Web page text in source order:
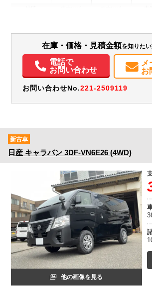
在庫・価格・見積金額を知りた
電話で
お問い合わせ
メ
お
お問い合わせNo.221-2509119
新古車
日産 キャラバン 3DF-VN6E26 (4WD)
他の画像を見る